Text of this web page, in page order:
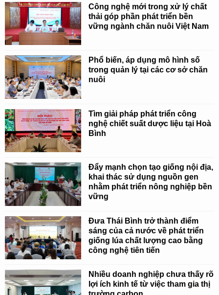
Công nghệ mới trong xử lý chất
thải góp phần phát triển bền
vững ngành chăn nuôi Việt Nam
Phổ biến, áp dụng mô hình số
trong quản lý tại các cơ sở chăn
nuôi
Tìm giải pháp phát triển công
nghệ chiết suất dược liệu tại Hoà
Bình
Đẩy mạnh chọn tạo giống nội địa,
khai thác sử dụng nguồn gen
nhằm phát triển nông nghiệp bền
vững
Đưa Thái Bình trở thành điểm
sáng của cả nước về phát triển
giống lúa chất lượng cao bằng
công nghệ tiên tiến
Nhiều doanh nghiệp chưa thấy rõ
lợi ích kinh tế từ việc tham gia thị